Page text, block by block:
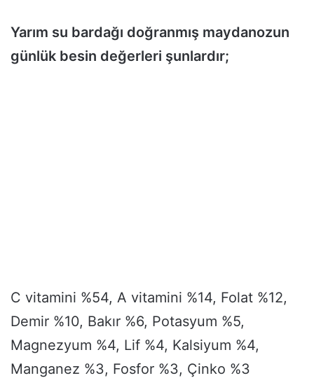
Yarım su bardağı doğranmış maydanozun
günlük besin değerleri şunlardır;
C vitamini %54, A vitamini %14, Folat %12,
Demir %10, Bakır %6, Potasyum %5,
Magnezyum %4, Lif %4, Kalsiyum %4,
Manganez %3, Fosfor %3, Çinko %3